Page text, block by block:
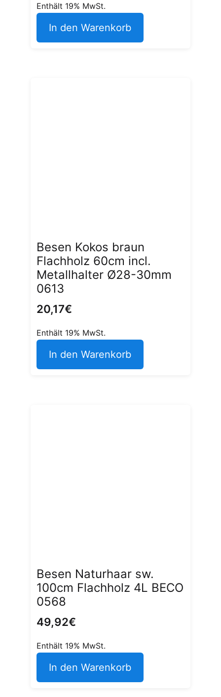
Enthält 19% MwSt.
In den Warenkorb
Besen Kokos braun
Flachholz 60cm incl.
Metallhalter Ø28-30mm
0613
20,17€
Enthält 19% MwSt.
In den Warenkorb
Besen Naturhaar sw.
100cm Flachholz 4L BECO
0568
49,92€
Enthält 19% MwSt.
In den Warenkorb